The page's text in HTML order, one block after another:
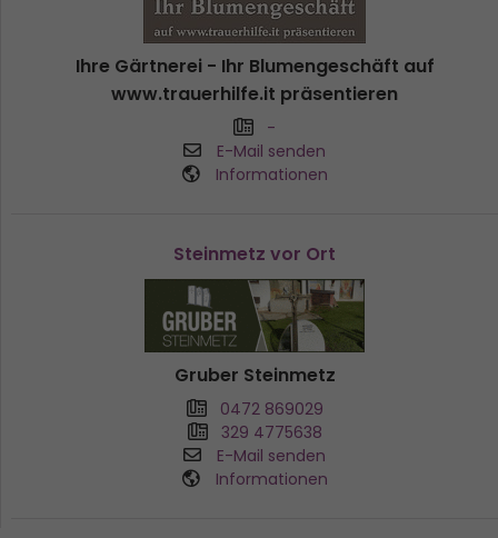
Ihre Gärtnerei - Ihr Blumengeschäft auf
www.trauerhilfe.it präsentieren
-
E-Mail senden
Informationen
Steinmetz vor Ort
Gruber Steinmetz
0472 869029
329 4775638
E-Mail senden
Informationen